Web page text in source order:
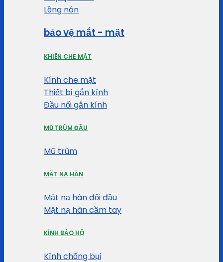
Lồng nón
bảo vệ mắt - mặt
KHIÊN CHE MẶT
Kính che mặt
Thiết bị gắn kính
Đầu nối gắn kính
MŨ TRÙM ĐẦU
Mũ trùm
MẶT NẠ HÀN
Mặt nạ hàn đội đầu
Mặt nạ hàn cầm tay
KÍNH BẢO HỘ
Kính chống bụi